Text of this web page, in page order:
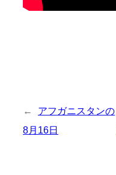
←
アフガニスタンの
8月16日